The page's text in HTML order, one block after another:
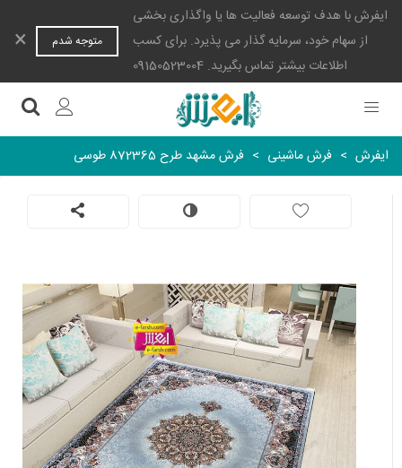
ایفرش با هدف توسعه فعالیت ها یا واگذاری بخشی
از سهام خود، سرمایه گذار می پذیرد. برای کسب
اطلاعات بیشتر تماس بگیرید. 09150523004
متوجه شدم ×
ایفرش > فرش ماشینی > فرش مشهد طرح 872365 طوسی